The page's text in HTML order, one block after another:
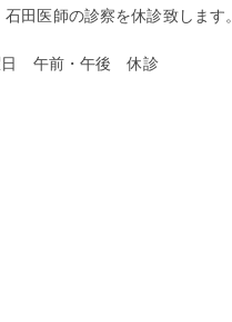
田医師の診察を休診致します。
午前・午後 休診